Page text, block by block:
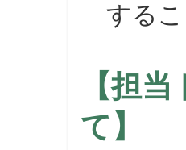
する
【担
て】